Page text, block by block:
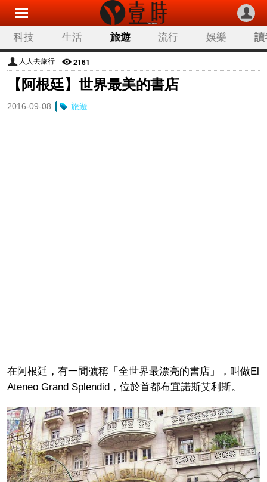
科技 生活 旅遊 流行 娛樂 讀
人人去旅行 2161
【阿根廷】世界最美的書店
2016-09-08 旅遊
在阿根廷，有一間號稱「全世界最漂亮的書店」，叫做El
Ateneo Grand Splendid，位於首都布宜諾斯艾利斯。